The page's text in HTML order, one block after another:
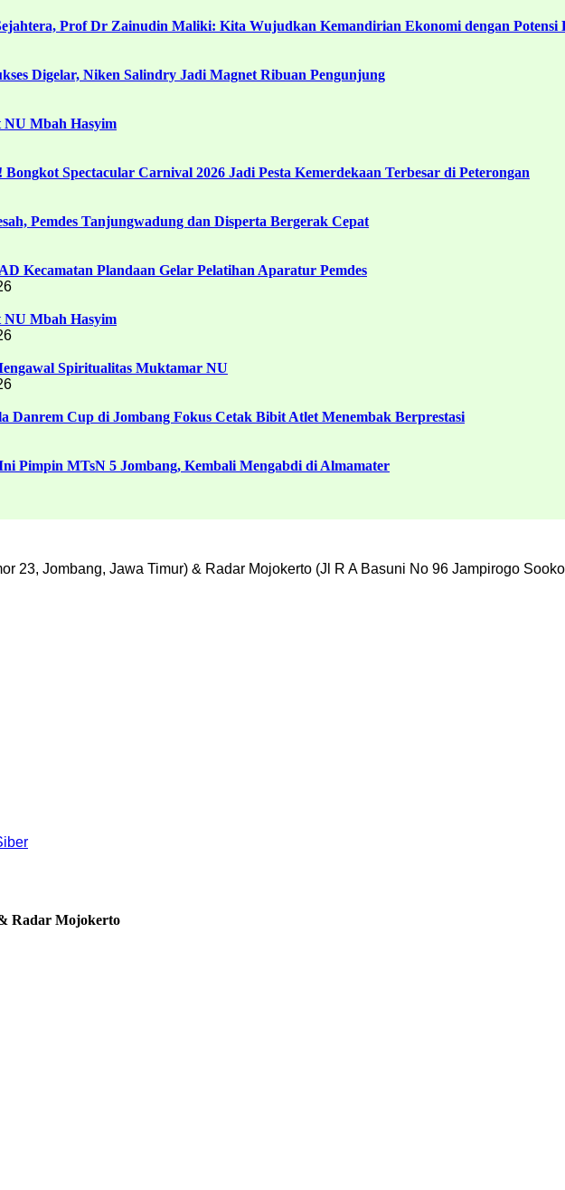
Prof Dr Zainudin Maliki: Kita Wujudkan Kemandirian Ekonomi dengan Potensi
Digelar, Niken Salindry Jadi Magnet Ribuan Pengunjung
NU Mbah Hasyim
Spectacular Carnival 2026 Jadi Pesta Kemerdekaan Terbesar di Peterongan
Pemdes Tanjungwadung dan Disperta Bergerak Cepat
Kecamatan Plandaan Gelar Pelatihan Aparatur Pemdes
NU Mbah Hasyim
Spiritualitas Muktamar NU
Danrem Cup di Jombang Fokus Cetak Bibit Atlet Menembak Berprestasi
Pimpin MTsN 5 Jombang, Kembali Mengabdi di Almamater
23, Jombang, Jawa Timur) & Radar Mojokerto (Jl R A Basuni No 96 Jampirogo
Radar Mojokerto